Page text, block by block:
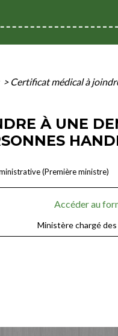
> Certificat médical à
À UNE
(Première ministre)
Accéder au
Ministère chargé